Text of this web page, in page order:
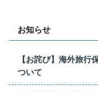
お知らせ
【お詫び】海外旅行
ついて